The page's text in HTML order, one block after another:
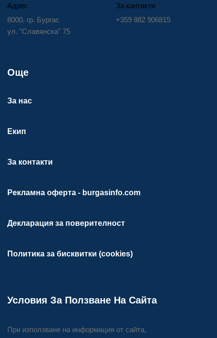
Адрес
8000, гр. Бургас
ул. "Славянска" 75
За контакти
+359 882 906815
Още
За нас
Екип
За контакти
Рекламна оферта - burgasinfo.com
Декларация за поверителност
Политика за бисквитки (cookies)
Условия За Ползване На Сайта
При използване на информация от сайта,